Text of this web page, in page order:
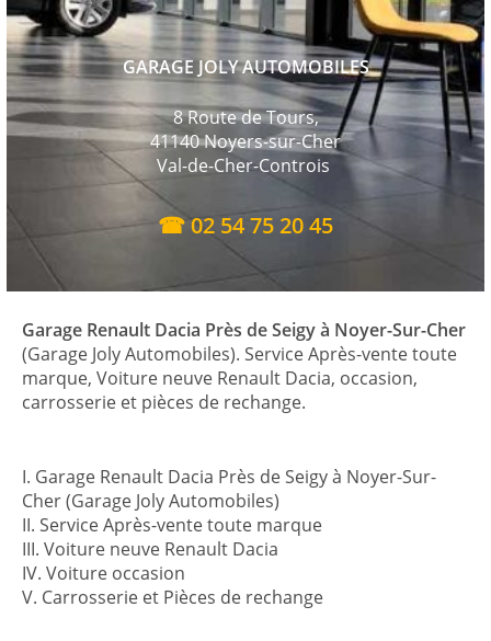
GARAGE JOLY AUTOMOBILES
8 Route de Tours,
41140 Noyers-sur-Cher
Val-de-Cher-Controis
☎ 02 54 75 20 45
Garage Renault Dacia Près de Seigy à Noyer-Sur-Cher
(Garage Joly Automobiles). Service Après-vente toute
marque, Voiture neuve Renault Dacia, occasion,
carrosserie et pièces de rechange.
I. Garage Renault Dacia Près de Seigy à Noyer-Sur-
Cher (Garage Joly Automobiles)
II. Service Après-vente toute marque
III. Voiture neuve Renault Dacia
IV. Voiture occasion
V. Carrosserie et Pièces de rechange